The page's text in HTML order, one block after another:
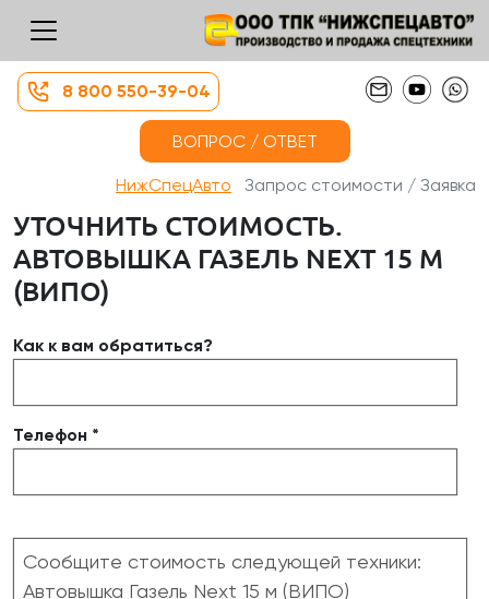
8 800 550-39-04
ВОПРОС / ОТВЕТ
НижСпецАвто Запрос стоимости / Заявка
УТОЧНИТЬ СТОИМОСТЬ.
АВТОВЫШКА ГАЗЕЛЬ NEXT 15 М
(ВИПО)
Как к вам обратиться?
Телефон *